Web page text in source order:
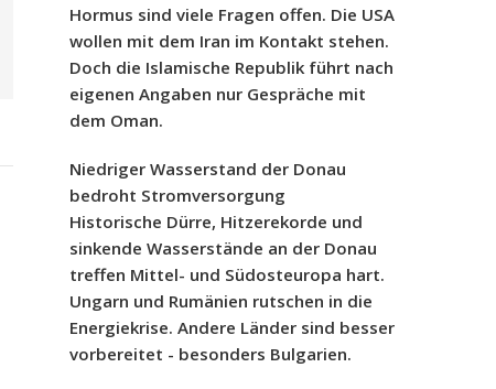
Hormus sind viele Fragen offen. Die USA
wollen mit dem Iran im Kontakt stehen.
Doch die Islamische Republik führt nach
eigenen Angaben nur Gespräche mit
dem Oman.
Niedriger Wasserstand der Donau
bedroht Stromversorgung
Historische Dürre, Hitzerekorde und
sinkende Wasserstände an der Donau
treffen Mittel- und Südosteuropa hart.
Ungarn und Rumänien rutschen in die
Energiekrise. Andere Länder sind besser
vorbereitet - besonders Bulgarien.